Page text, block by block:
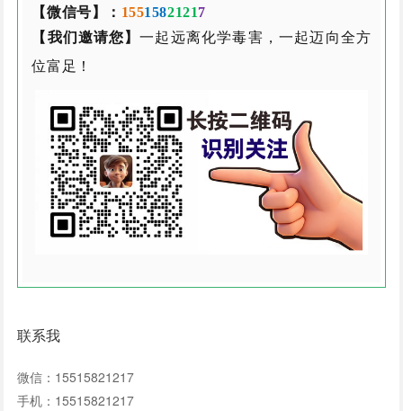
【微信号】： 15515821217
【我们邀请您】一起远离化学毒害，一起迈向全方
位富足！
联系我
微信：15515821217
手机：15515821217